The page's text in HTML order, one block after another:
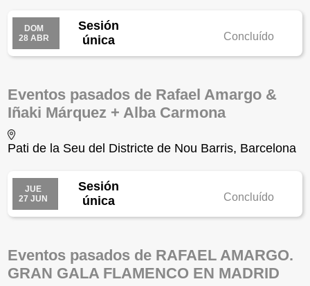
DOM
28 ABR
Sesión
única
Concluído
Eventos pasados de Rafael Amargo &
Iñaki Márquez + Alba Carmona
Pati de la Seu del Districte de Nou Barris, Barcelona
JUE
27 JUN
Sesión
única
Concluído
Eventos pasados de RAFAEL AMARGO.
GRAN GALA FLAMENCO EN MADRID